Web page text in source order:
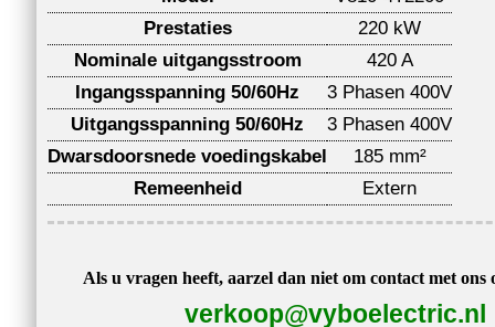
Prestaties
220 kW
Nominale uitgangsstroom
420 A
Ingangsspanning 50/60Hz
3 Phasen 400V
Uitgangsspanning 50/60Hz
3 Phasen 400V
Dwarsdoorsnede voedingskabel
185 mm²
Remeenheid
Extern
Als u vragen heeft, aarzel dan niet om contact met ons
verkoop@vyboelectric.nl